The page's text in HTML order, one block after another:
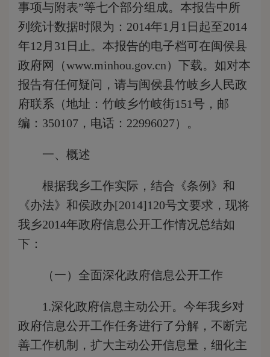
事项与附表”等七个部分组成。本报告中所
列统计数据时限为：2014年1月1日起至2014
年12月31日止。本报告的电子档可在闽侯县
政府网（www.minhou.gov.cn）下载。如对本
报告有任何疑问，请与闽侯县竹岐乡人民政
府联系（地址：竹岐乡竹岐街151号，邮
编：350107，电话：22996027）。
一、概述
根据我乡工作实际，结合《条例》和
《办法》和侯政办[2014]120号文要求，现将
我乡2014年政府信息公开工作情况总结如
下：
（一）全面深化政府信息公开工作
1.深化政府信息主动公开。今年我乡对
政府信息公开工作任务进行了分解，不断完
善工作机制，扩大主动公开信息量，细化主